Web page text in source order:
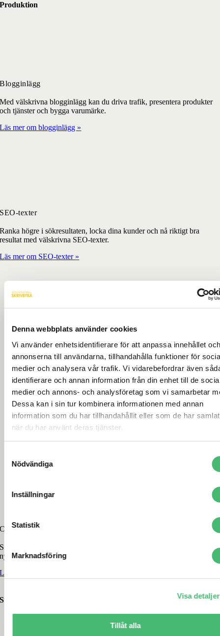
Denna webbplats använder cookies
Vi använder enhetsidentifierare för att anpassa innehållet och
annonserna till användarna, tillhandahålla funktioner för
medier och analysera vår trafik. Vi vidarebefordrar även
identifierare och annan information från din enhet till de
medier och annons- och analysföretag som vi samarbetar
Dessa kan i sin tur kombinera informationen med annan
information som du har tillhandahållit eller som de har
när du har använt deras tjänster.
Nödvändiga
Inställningar
Statistik
Marknadsföring
Visa detaljer
Tillåt alla
Produktion
Blogginlägg
Med välskrivna blogginlägg kan du driva trafik, presentera produkter
och tjänster och bygga varumärke.
Läs mer om blogginlägg »
SEO-texter
Ranka högre i sökresultaten, locka dina kunder och nå riktigt bra
resultat med välskrivna SEO-texter.
Läs mer om SEO-texter »
Content med AI
Snabba upp produktionen med AI, skapa egen GPT eller samla på er
ny kunskap om att skriva med AI.
Läs mer om att skriva med AI »
Strategi & Rådgivning